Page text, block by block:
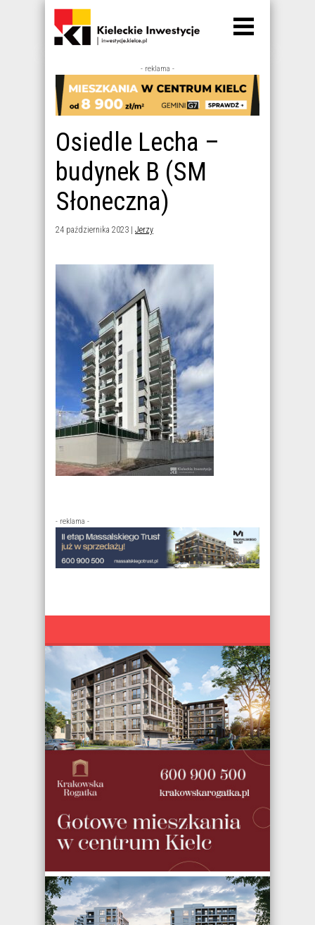
- reklama -
Osiedle Lecha –
budynek B (SM
Słoneczna)
24 października 2023 | Jerzy
- reklama -